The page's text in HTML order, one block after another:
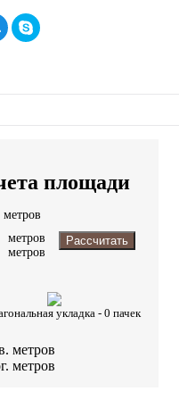
площади
метров
метров
метров
Рассчитать
укладка - 0 пачек
метров
метров